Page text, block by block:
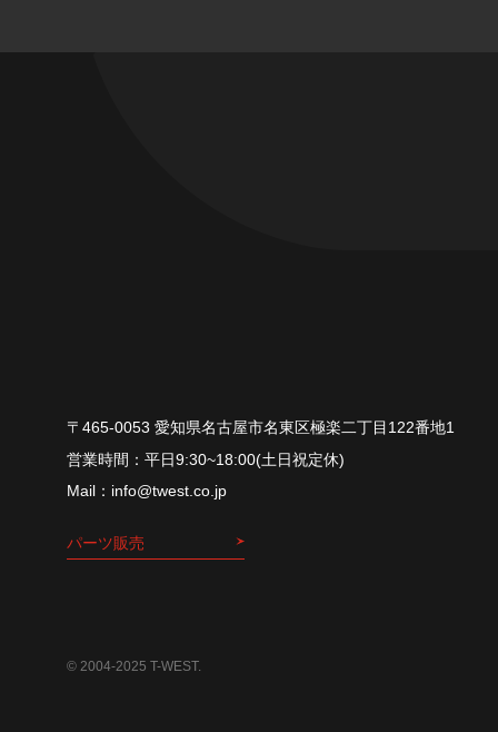
〒465-0053 愛知県名古屋市名東区極楽二丁目122番地1
平⽇9:30~18:00(⼟⽇祝定休)
info@twest.co.jp
パーツ販売
© 2004-2025 T-WEST.